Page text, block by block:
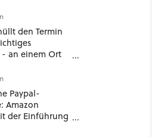
den Termin
an einem Ort
Paypal-
Amazon
der Einführung